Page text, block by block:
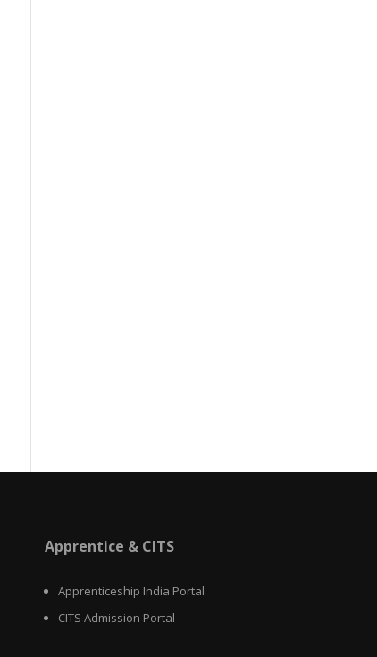
Apprentice & CITS
Apprenticeship India Portal
CITS Admission Portal